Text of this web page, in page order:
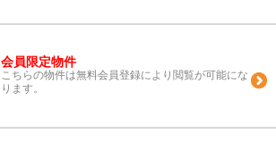
会員限定物件
こちらの物件は無料会員登録により閲覧が可能にな
ります。